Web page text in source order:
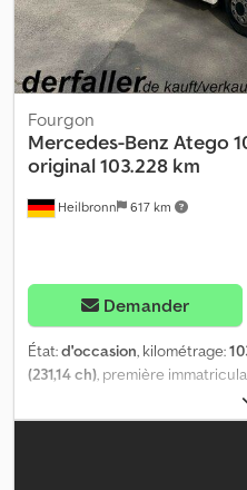
Heilbronn 617 km
Fourgon
Mercedes-Benz Atego
original 103.228 km
Demander
État:d'occasion, kilométrage:
(231,14 ch) , première
,
02/2026, couleur:blanc, type